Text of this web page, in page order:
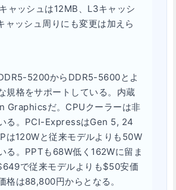
ャッシュは12MB、L3キャッシ
ャッシュ周りにも変更は加えら
5200からDDR5-5600とよ
規格をサポートしている。内蔵
Graphicsだ。CPUクーラーは非
る。PCI-ExpressはGen 5, 24
は120Wと従来モデルよりも50W
る。PPTも68W低く162Wに留ま
で従来モデルよりも$50安価
格は88,800円からとなる。